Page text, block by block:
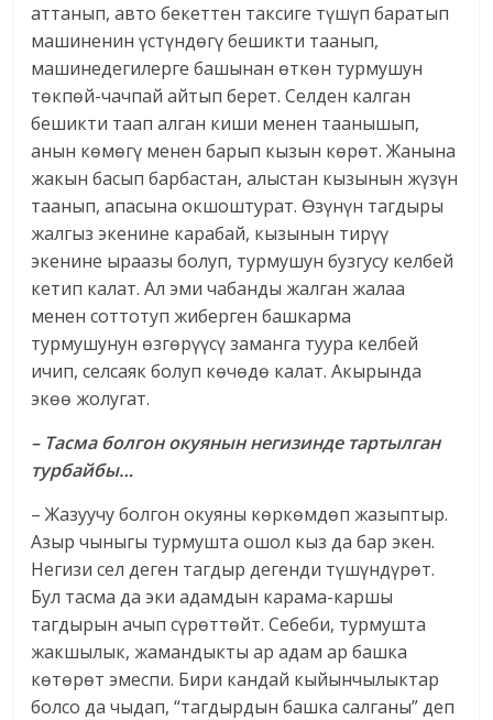
аттанып, авто бекеттен таксиге түшүп баратып
машиненин үстүндөгү бешикти таанып,
машинедегилерге башынан өткөн турмушун
төкпөй-чачпай айтып берет. Селден калган
бешикти таап алган киши менен таанышып,
анын көмөгү менен барып кызын көрөт. Жанына
жакын басып барбастан, алыстан кызынын жүзүн
таанып, апасына окшоштурат. Өзүнүн тагдыры
жалгыз экенине карабай, кызынын тирүү
экенине ыраазы болуп, турмушун бузгусу келбей
кетип калат. Ал эми чабанды жалган жалаа
менен соттотуп жиберген башкарма
турмушунун өзгөрүүсү заманга туура келбей
ичип, селсаяк болуп көчөдө калат. Акырында
экөө жолугат.
– Тасма болгон окуянын негизинде тартылган
турбайбы…
– Жазуучу болгон окуяны көркөмдөп жазыптыр.
Азыр чыныгы турмушта ошол кыз да бар экен.
Негизи сел деген тагдыр дегенди түшүндүрөт.
Бул тасма да эки адамдын карама-каршы
тагдырын ачып сүрөттөйт. Себеби, турмушта
жакшылык, жамандыкты ар адам ар башка
көтөрөт эмеспи. Бири кандай кыйынчылыктар
болсо да чыдап, “тагдырдын башка салганы” деп